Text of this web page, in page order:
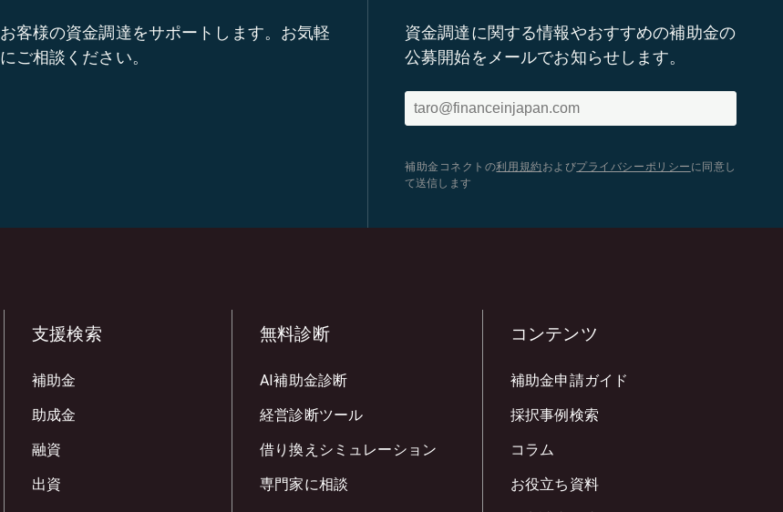
お客様の資金調達をサポートします。お気軽
にご相談ください。
資金調達に関する情報やおすすめの補助金の
公募開始をメールでお知らせします。
補助金コネクトの利用規約 およびプライバシーポリシー に同意し
て送信します
支援検索
補助金
助成金
融資
出資
無料診断
AI補助金診断
経営診断ツール
借り換えシミュレーション
専門家に相談
コンテンツ
補助金申請ガイド
採択事例検索
コラム
お役立ち資料